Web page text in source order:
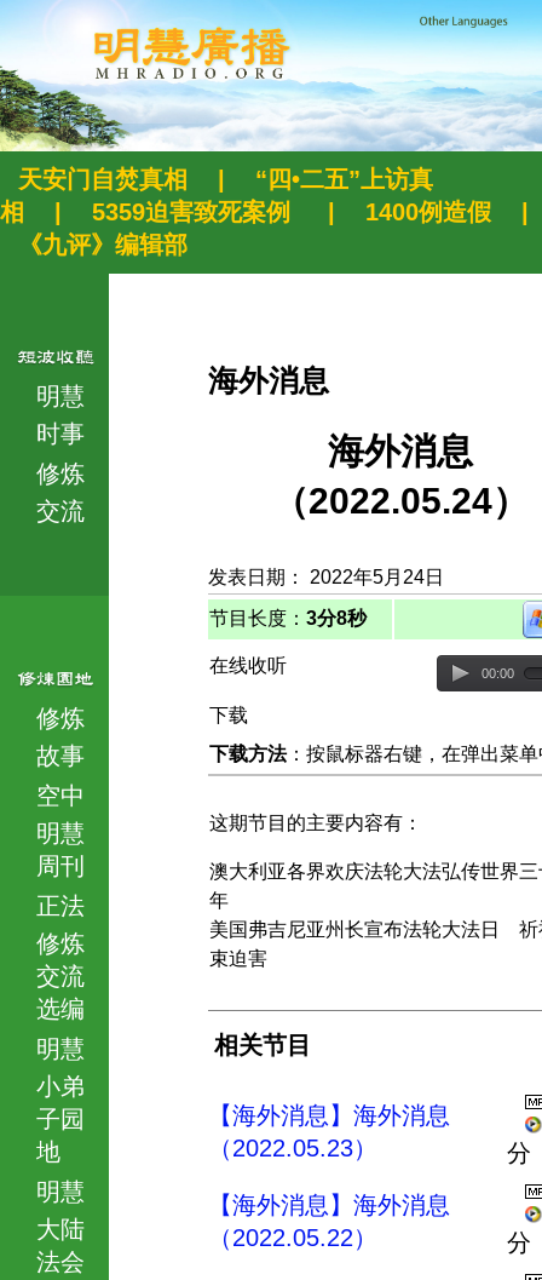
天安门自焚真相
“四•二五”上访真
相
5359迫害致死案例 1400例造假
《九评》编辑部
明慧
时事
修炼
交流
修炼
故事
空中
明慧
周刊
正法
修炼
交流
选编
明慧
小弟
子园
地
明慧
大陆
法会
海外消息
海外消息
（2022.05.24）
发表日期： 2022年5月24日
节目长度： 3分8秒
在线收听 00:00
下载
下载方法：按鼠标器右键，在弹出菜
这期节目的主要内容有：
澳大利亚各界欢庆法轮大法弘传世界三
年
美国弗吉尼亚州长宣布法轮大法日 祈
束迫害
相关节目
【海外消息】海外消息
（2022.05.23）
分
【海外消息】海外消息
（2022.05.22）
分